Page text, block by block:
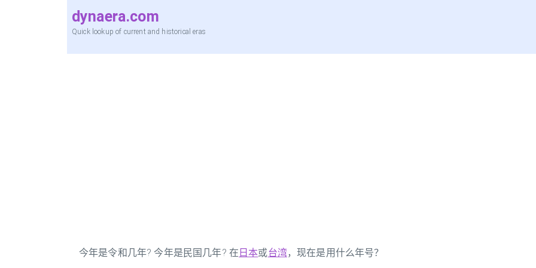
dynaera.com
Quick lookup of current and historical eras
今年是令和几年? 今年是民国几年? 在 日本或台湾，现在是用什么年号？